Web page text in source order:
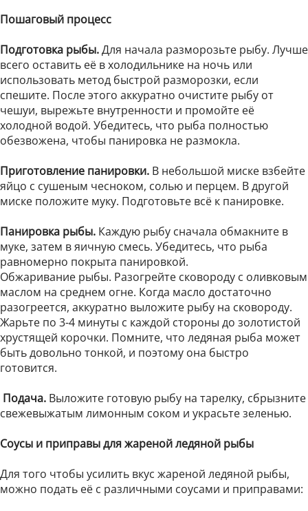
Пошаговый процесс
Подготовка рыбы.Для начала разморозьте рыбу. Лучше
всего оставить её в холодильнике на ночь или
использовать метод быстрой разморозки, если
спешите. После этого аккуратно очистите рыбу от
чешуи, вырежьте внутренности и промойте её
холодной водой. Убедитесь, что рыба полностью
обезвожена, чтобы панировка не размокла.
Приготовление панировки. В небольшой миске взбейте
яйцо с сушеным чесноком, солью и перцем. В другой
миске положите муку. Подготовьте всё к панировке.
Панировка рыбы. Каждую рыбу сначала обмакните в
муке, затем в яичную смесь. Убедитесь, что рыба
равномерно покрыта панировкой.
Обжаривание рыбы. Разогрейте сковороду с оливковым
маслом на среднем огне. Когда масло достаточно
разогреется, аккуратно выложите рыбу на сковороду.
Жарьте по 3-4 минуты с каждой стороны до золотистой
хрустящей корочки. Помните, что ледяная рыба может
быть довольно тонкой, и поэтому она быстро
готовится.
Подача. Выложите готовую рыбу на тарелку, сбрызните
свежевыжатым лимонным соком и украсьте зеленью.
Соусы и приправы для жареной ледяной рыбы
Для того чтобы усилить вкус жареной ледяной рыбы,
можно подать её с различными соусами и приправами: